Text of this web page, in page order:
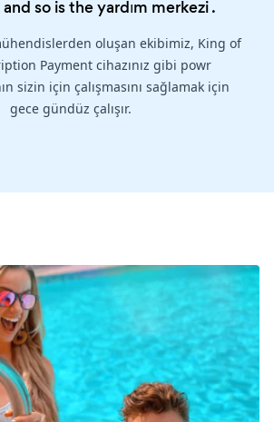
so is theyardım merkezi.
oluşan ekibimiz, King of
Payment cihazınız gibi powr
sizin için çalışmasını sağlamak için
gece gündüz çalışır.